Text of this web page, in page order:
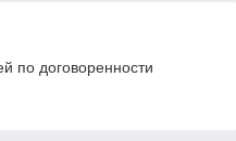
по договоренности